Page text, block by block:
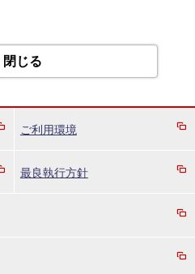
閉じる
ご利用環境
最良執行方針